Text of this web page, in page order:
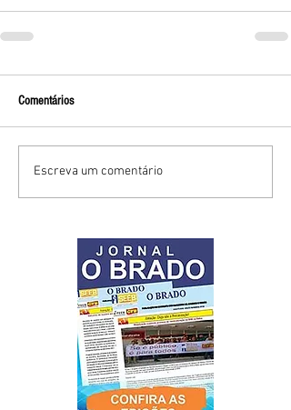
Comentários
Escreva um comentário